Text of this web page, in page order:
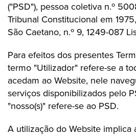
("PSD"), pessoa coletiva n.º
Tribunal Constitucional em
São Caetano, n.º 9, 1249-087
Para efeitos dos presentes
termo "Utilizador" refere-se a
acedam ao Website, nele
serviços disponibilizados pelo
"nosso(s)" refere-se ao PSD.
A utilização do Website implica